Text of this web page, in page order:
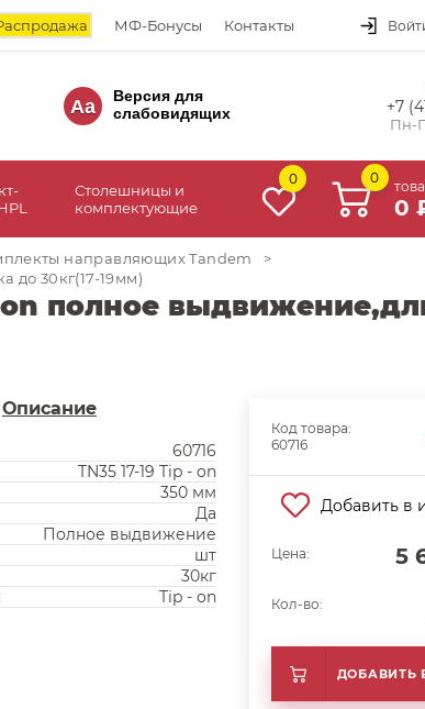
МФ-Бонусы Контакты
Aa
Версия для
слабовидящих
+7
Пн-
Столешницы и
комплектующие
0 0
0
направляющих Tandem
>
до 30кг(17-19мм)
полное
Описание
60716
TN35 17-19 Tip - on
350 мм
Да
Полное выдвижение
шт
30кг
Tip - on
Код товара:
60716
Добавить в
Цена: 5
Кол-во:
ДОБАВИТЬ